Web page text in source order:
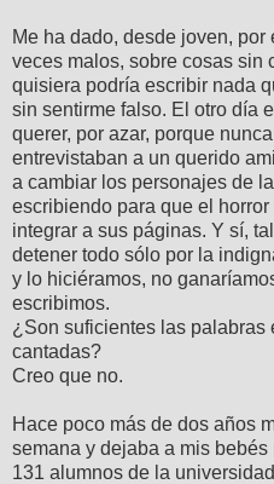
Me ha dado, desde joven,
veces malos, sobre cosas sin
quisiera podría escribir nada
sin sentirme falso. El otro día
querer, por azar, porque
entrevistaban a un querido
a cambiar los personajes de
escribiendo para que el
integrar a sus páginas. Y sí,
detener todo sólo por la
y lo hiciéramos, no
escribimos.
¿Son suficientes las palabras
cantadas?
Creo que no.
Hace poco más de dos años
semana y dejaba a mis
131 alumnos de la